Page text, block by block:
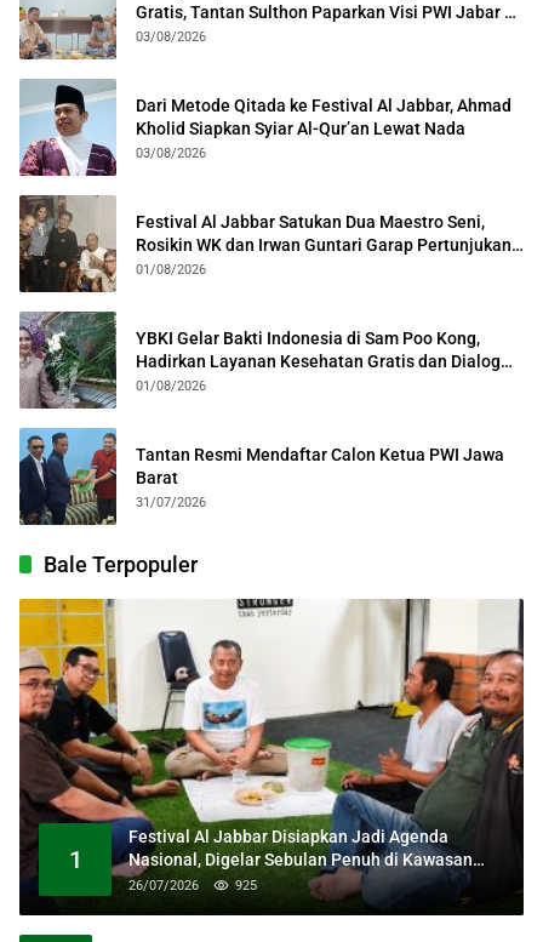
Gratis, Tantan Sulthon Paparkan Visi PWI Jabar di
Kota Bogor
03/08/2026
Dari Metode Qitada ke Festival Al Jabbar, Ahmad
Kholid Siapkan Syiar Al-Qur’an Lewat Nada
03/08/2026
Festival Al Jabbar Satukan Dua Maestro Seni,
Rosikin WK dan Irwan Guntari Garap Pertunjukan
Kolosal
01/08/2026
YBKI Gelar Bakti Indonesia di Sam Poo Kong,
Hadirkan Layanan Kesehatan Gratis dan Dialog
Kebangsaan
01/08/2026
Tantan Resmi Mendaftar Calon Ketua PWI Jawa
Barat
31/07/2026
Bale Terpopuler
1
Festival Al Jabbar Disiapkan Jadi Agenda
Nasional, Digelar Sebulan Penuh di Kawasan
Masjid Raya Al Jabbar
26/07/2026 925